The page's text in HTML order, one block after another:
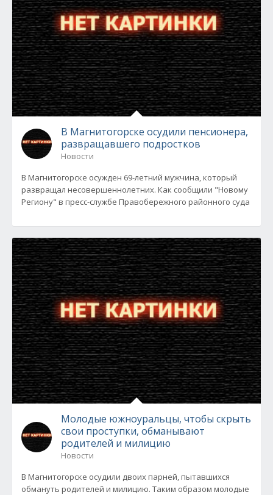
В Магнитогорске осудили пенсионера,
развращавшего подростков
Новости
В Магнитогорске осужден 69-летний мужчина, который
развращал несовершеннолетних. Как сообщили "Новому
Региону" в пресс-службе Правобережного районного суда
Молодые южноуральцы, чтобы скрыть
свои проступки, обманывают
родителей и милицию
Новости
В Магнитогорске осудили двоих парней, пытавшихся
обмануть родителей и милицию. Таким образом молодые